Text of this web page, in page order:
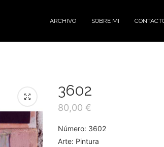
ARCHIVO SOBRE MI
3602
80,00 €
Número: 3602
Arte: Pintura